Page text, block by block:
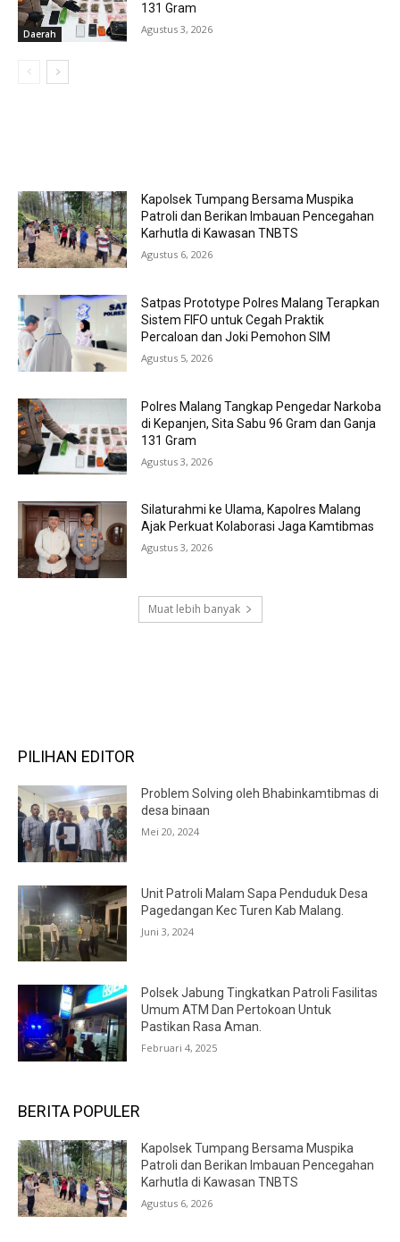
Daerah
131 Gram
Agustus 3, 2026
Kapolsek Tumpang Bersama Muspika
Patroli dan Berikan Imbauan Pencegahan
Karhutla di Kawasan TNBTS
Agustus 6, 2026
Satpas Prototype Polres Malang Terapkan
Sistem FIFO untuk Cegah Praktik
Percaloan dan Joki Pemohon SIM
Agustus 5, 2026
Polres Malang Tangkap Pengedar Narkoba
di Kepanjen, Sita Sabu 96 Gram dan Ganja
131 Gram
Agustus 3, 2026
Silaturahmi ke Ulama, Kapolres Malang
Ajak Perkuat Kolaborasi Jaga Kamtibmas
Agustus 3, 2026
Muat lebih banyak
PILIHAN EDITOR
Problem Solving oleh Bhabinkamtibmas di
desa binaan
Mei 20, 2024
Unit Patroli Malam Sapa Penduduk Desa
Pagedangan Kec Turen Kab Malang.
Juni 3, 2024
Polsek Jabung Tingkatkan Patroli Fasilitas
Umum ATM Dan Pertokoan Untuk
Pastikan Rasa Aman.
Februari 4, 2025
BERITA POPULER
Kapolsek Tumpang Bersama Muspika
Patroli dan Berikan Imbauan Pencegahan
Karhutla di Kawasan TNBTS
Agustus 6, 2026